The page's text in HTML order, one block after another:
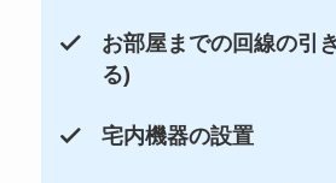
お部屋までの回線の引
る)
宅内機器の設置